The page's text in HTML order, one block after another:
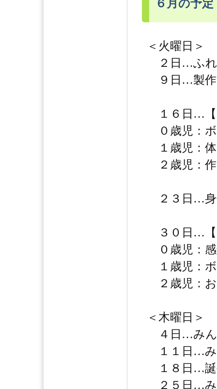
６月の予
＜火曜日＞
２日…ふれ
９日…製作
１６日…【
０歳児：
１歳児：
２歳児：
２３日…身
３０日…【
０歳児：
１歳児：
２歳児：
＜木曜日＞
４日…みん
１１日…み
１８日…誕
２５日…み